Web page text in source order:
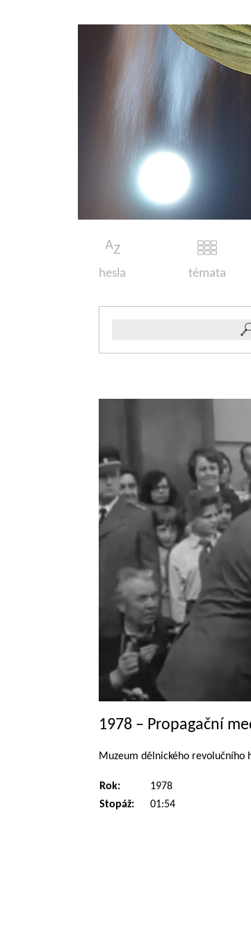
hesla témata
1978 – Propagační
Muzeum dělnického revolučního
Rok:
1978
Stopáž:
01:54